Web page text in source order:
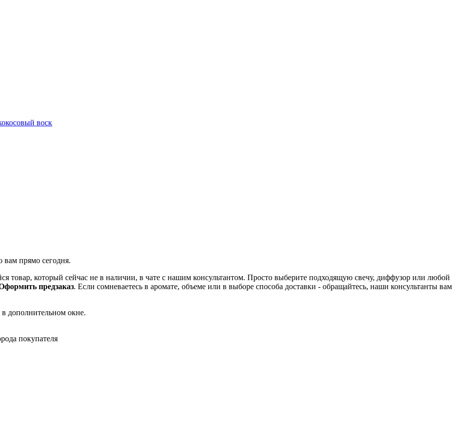
воск
вам прямо сегодня.
товар, который сейчас не в наличии, в чате с нашим консультантом. Просто выберите подходящую свечу, диффузор или любой
предзаказ. Если сомневаетесь в аромате, объеме или в выборе способа доставки - обращайтесь, наши консультанты вам
дополнительном окне.
покупателя